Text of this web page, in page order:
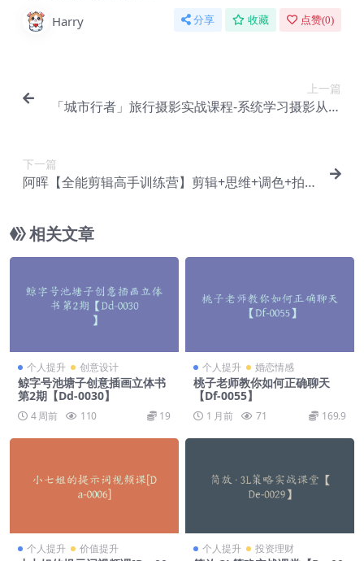
Harry 分享 收藏 点赞(0)
上一篇
「城市行者」旅行摄影实战课程-系统学习摄影从实
下一篇
阿晖【全能剪辑高手训练营】剪辑+思维+调色+拍
相关文章
个人提升 创意设计
鲸字号池塘子创意插画立体书
第2期【Dd-0030】
4 周前 110 19
个人提升 婚恋情感
桃子老师教你如何正确聊天
【Df-0055】
1 月前 71 169.9
个人提升 价值提升 个人提升 投资理财